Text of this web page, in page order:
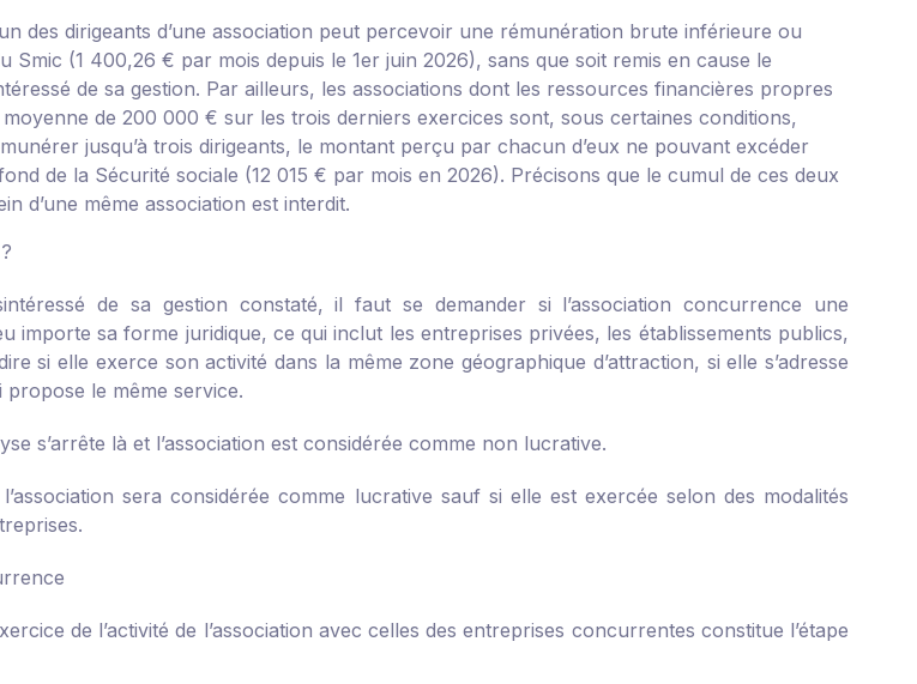
des dirigeants d’une association peut percevoir une rémunération brute inférieure ou
Smic (1 400,26 € par mois depuis le 1er juin 2026), sans que soit remis en cause le
de sa gestion. Par ailleurs, les associations dont les ressources financières propres
de 200 000 € sur les trois derniers exercices sont, sous certaines conditions,
jusqu’à trois dirigeants, le montant perçu par chacun d’eux ne pouvant excéder
de la Sécurité sociale (12 015 € par mois en 2026). Précisons que le cumul de ces deux
d’une même association est interdit.
de sa gestion constaté, il faut se demander si l’association concurrence une
importe sa forme juridique, ce qui inclut les entreprises privées, les établissements publics,
si elle exerce son activité dans la même zone géographique d’attraction, si elle s’adresse
le même service.
s’arrête là et l’association est considérée comme non lucrative.
l’association sera considérée comme lucrative sauf si elle est exercée selon des modalités
de l’activité de l’association avec celles des entreprises concurrentes constitue l’étape